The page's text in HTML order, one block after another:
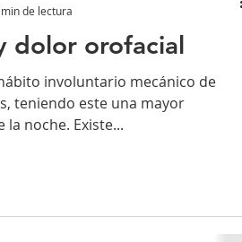
dolor orofacial
involuntario mecánico de
teniendo este una mayor
noche. Existe...
de lectura